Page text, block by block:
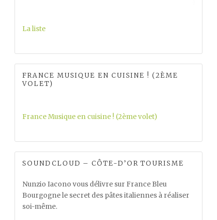
La liste
FRANCE MUSIQUE EN CUISINE ! (2ÈME
VOLET)
France Musique en cuisine ! (2ème volet)
SOUNDCLOUD – CÔTE-D’OR TOURISME
Nunzio Iacono vous délivre sur France Bleu
Bourgogne le secret des pâtes italiennes à réaliser
soi-même.